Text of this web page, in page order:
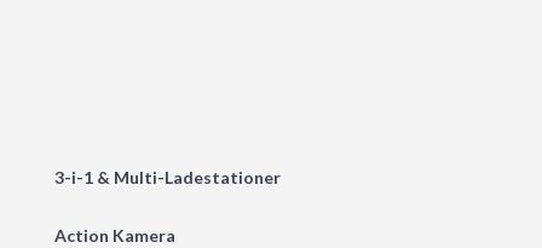
3-i-1 & Multi-Ladestationer
Action Kamera